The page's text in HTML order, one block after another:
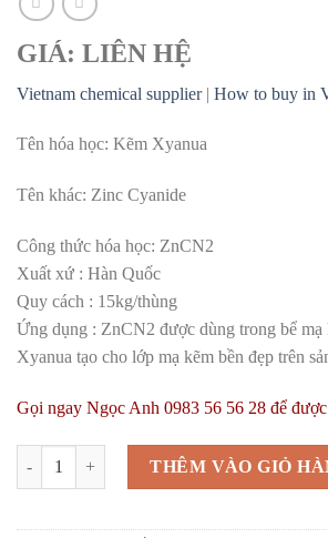
GIÁ: LIÊN HỆ
Vietnam chemical supplier| How to buy in
Tên hóa học: Kẽm Xyanua
Tên khác: Zinc Cyanide
Công thức hóa học: ZnCN2
Xuất xứ : Hàn Quốc
Quy cách : 15kg/thùng
Ứng dụng : ZnCN2 được dùng trong bể
Xyanua tạo cho lớp mạ kẽm bền đẹp trên
Gọi ngay Ngọc Anh 0983 56 56 28 để
ZnCN2 | Zn(CN)2 | Zinc Cyanide | Kẽm
THÊM VÀO GIỎ